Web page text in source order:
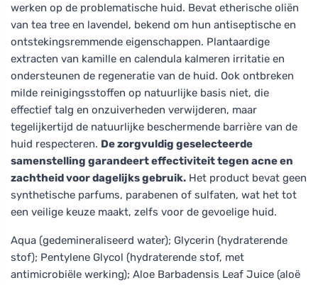
werken op de problematische huid. Bevat etherische oliën
van tea tree en lavendel, bekend om hun antiseptische en
ontstekingsremmende eigenschappen. Plantaardige
extracten van kamille en calendula kalmeren irritatie en
ondersteunen de regeneratie van de huid. Ook ontbreken
milde reinigingsstoffen op natuurlijke basis niet, die
effectief talg en onzuiverheden verwijderen, maar
tegelijkertijd de natuurlijke beschermende barrière van de
huid respecteren. De zorgvuldig geselecteerde
samenstelling garandeert effectiviteit tegen acne en
zachtheid voor dagelijks gebruik. Het product bevat geen
synthetische parfums, parabenen of sulfaten, wat het tot
een veilige keuze maakt, zelfs voor de gevoelige huid.
Aqua (gedemineraliseerd water); Glycerin (hydraterende
stof); Pentylene Glycol (hydraterende stof, met
antimicrobiële werking); Aloe Barbadensis Leaf Juice (aloë